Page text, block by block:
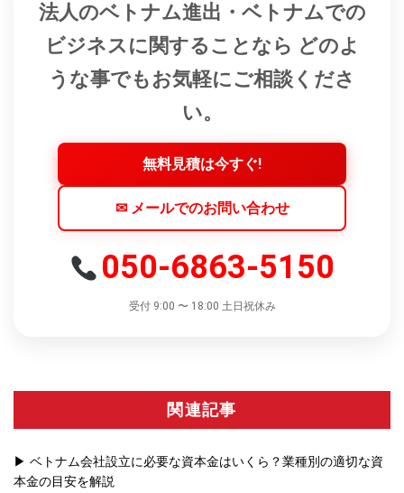
法人のベトナム進出・ベトナムでの
ビジネスに関することなら どのよ
うな事でもお気軽にご相談くださ
い。
無料見積は今すぐ!
✉ メールでのお問い合わせ
050-6863-5150
受付 9:00 〜 18:00 土日祝休み
関連記事
ベトナム会社設立に必要な資本金はいくら？業種別の適切な資
本金の目安を解説